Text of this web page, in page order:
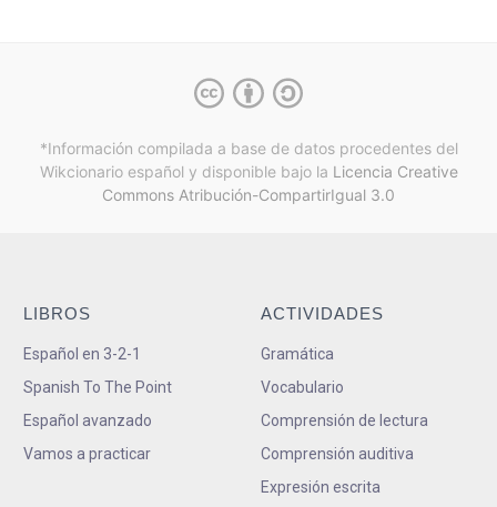
*Información compilada a base de datos procedentes del
Wikcionario español y disponible bajo la Licencia Creative
Commons Atribución-CompartirIgual 3.0
LIBROS
Español en 3-2-1
Spanish To The Point
Español avanzado
Vamos a practicar
ACTIVIDADES
Gramática
Vocabulario
Comprensión de lectura
Comprensión auditiva
Expresión escrita